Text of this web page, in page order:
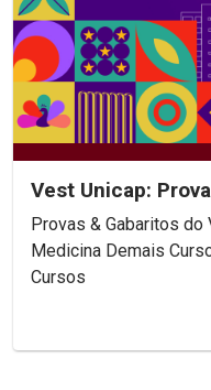
Vest Unicap:
Provas & Gabaritos do
Medicina Demais Cursos Gabaritos Medicina Demais
Cursos